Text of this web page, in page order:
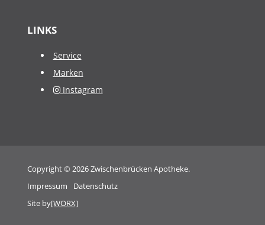
LINKS
Service
Marken
Instagram
Copyright © 2026 Zwischenbrücken Apotheke.
Impressum
Datenschutz
Site by[WORX]